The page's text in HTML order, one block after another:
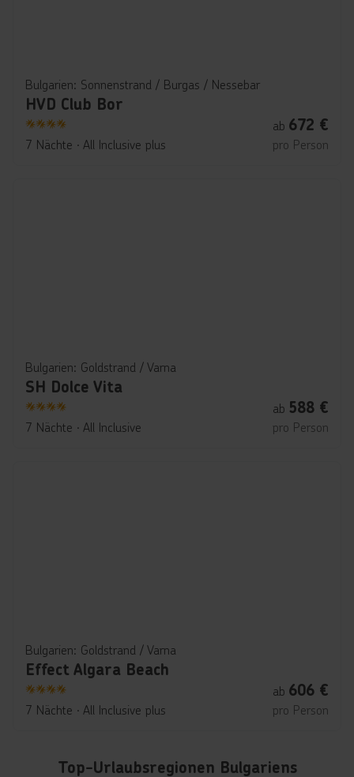
Bulgarien: Sonnenstrand / Burgas / Nessebar
HVD Club Bor
4
7 Nächte ∙ All Inclusive plus
ab 672 €
pro Person
Bulgarien: Goldstrand / Varna
SH Dolce Vita
4
7 Nächte ∙ All Inclusive
ab 588 €
pro Person
Bulgarien: Goldstrand / Varna
Effect Algara Beach
4
7 Nächte ∙ All Inclusive plus
ab 606 €
pro Person
Top-Urlaubsregionen Bulgariens